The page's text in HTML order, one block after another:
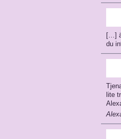
[…]
du
lite